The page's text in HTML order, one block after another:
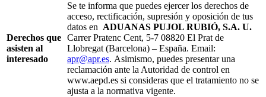
Derechos que
asisten al
interesado
Se te informa que puedes ejercer los derechos de
acceso, rectificación, supresión y oposición de tus
datos en ADUANAS PUJOL RUBIÓ, S.A. U.
Carrer Pratenc Cent, 5-7 08820 El Prat de
Llobregat (Barcelona) – España. Email:
apr@apr.es. Asimismo, puedes presentar una
reclamación ante la Autoridad de control en
www.aepd.es si consideras que el tratamiento no se
ajusta a la normativa vigente.